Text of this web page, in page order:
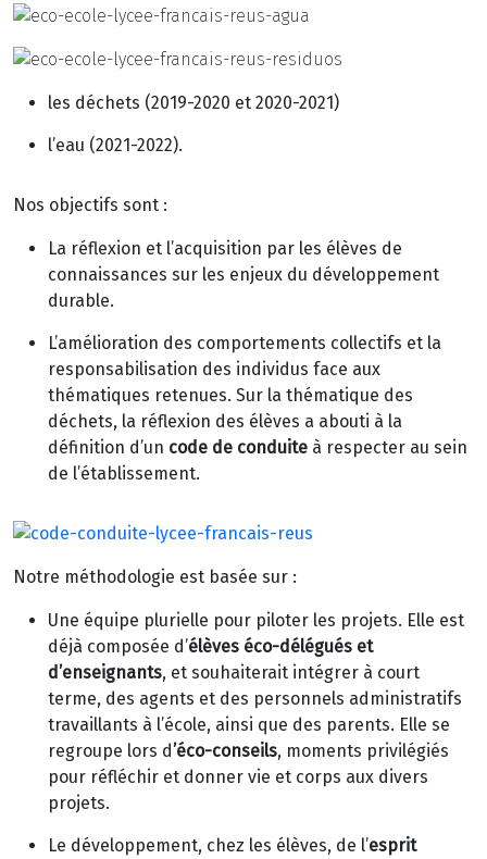
les déchets (2019-2020 et 2020-2021)
l’eau (2021-2022).
Nos objectifs sont :
La réflexion et l’acquisition par les élèves de
connaissances sur les enjeux du développement
durable.
L’amélioration des comportements collectifs et la
responsabilisation des individus face aux
thématiques retenues. Sur la thématique des
déchets, la réflexion des élèves a abouti à la
définition d’un code de conduite à respecter au sein
de l’établissement.
Notre méthodologie est basée sur :
Une équipe plurielle pour piloter les projets. Elle est
déjà composée d’élèves éco-délégués et
d’enseignants, et souhaiterait intégrer à court
terme, des agents et des personnels administratifs
travaillants à l’école, ainsi que des parents. Elle se
regroupe lors d’éco-conseils, moments privilégiés
pour réfléchir et donner vie et corps aux divers
projets.
Le développement, chez les élèves, de l’esprit